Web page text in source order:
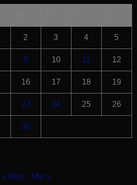
2 3 4 5
9 10 11 12
16 17 18 19
23 24 25 26
30
« März Mai »